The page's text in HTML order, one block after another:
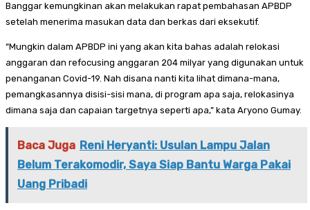
Banggar kemungkinan akan melakukan rapat pembahasan APBDP
setelah menerima masukan data dan berkas dari eksekutif.
“Mungkin dalam APBDP ini yang akan kita bahas adalah relokasi
anggaran dan refocusing anggaran 204 milyar yang digunakan untuk
penanganan Covid-19. Nah disana nanti kita lihat dimana-mana,
pemangkasannya disisi-sisi mana, di program apa saja, relokasinya
dimana saja dan capaian targetnya seperti apa,” kata Aryono Gumay.
Baca Juga Reni Heryanti: Usulan Lampu Jalan
Belum Terakomodir, Saya Siap Bantu Warga Pakai
Uang Pribadi